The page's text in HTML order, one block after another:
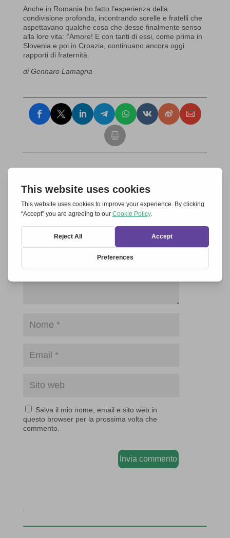
Anche in Romania ho fatto l’esperienza della
condivisione profonda, incontrando sorelle e fratelli che
aspettavano qualche cosa che desse finalmente senso
alla loro vita: l’Amore! E con tanti di essi, come prima in
Slovenia e poi in Croazia, continuano ancora oggi
rapporti di fraternità.
di Gennaro Lamagna
campi obbligatori sono contrassegnati*
Salva il mio nome, email e sito web in
questo browser per la prossima volta che
commento.
Invia commento